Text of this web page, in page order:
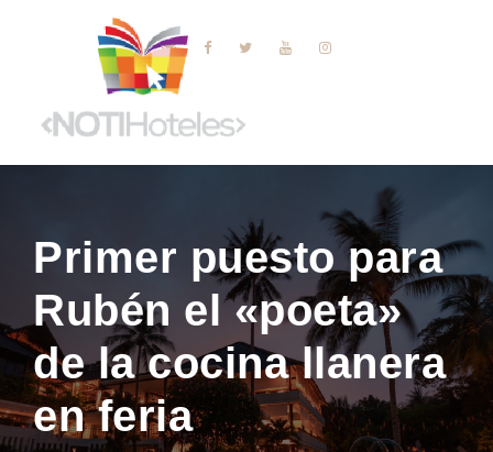
Primer puesto para
Rubén el «poeta»
de la cocina llanera
en feria